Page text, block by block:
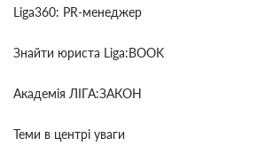
Liga360: PR-менеджер
Знайти юриста Liga:BOOK
Академія ЛІГА:ЗАКОН
Теми в центрі уваги